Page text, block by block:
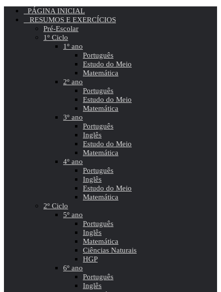
PÁGINA INICIAL
RESUMOS E EXERCÍCIOS
Pré-Escolar
1º Ciclo
1º ano
Português
Estudo do Meio
Matemática
2º ano
Português
Estudo do Meio
Matemática
3º ano
Português
Inglês
Estudo do Meio
Matemática
4º ano
Português
Inglês
Estudo do Meio
Matemática
2º Ciclo
5º ano
Português
Inglês
Matemática
Ciências Naturais
HGP
6º ano
Português
Inglês